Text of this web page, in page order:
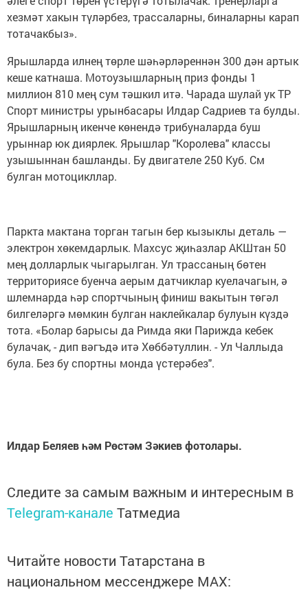
хезмәт хакын түләрбез, трассаларны, биналарны карап
тотачакбыз».
Ярышларда илнең төрле шәһәрләреннән 300 дән артык
кеше катнаша. Мотоузышларның приз фонды 1
миллион 810 мең сум тәшкил итә. Чарада шулай ук ТР
Спорт министры урынбасары Илдар Садриев та булды.
Ярышларның икенче көнендә трибуналарда буш
урыннар юк диярлек. Ярышлар "Королева" классы
узышыннан башланды. Бу двигателе 250 Куб. См
булган мотоцикллар.
Паркта мактана торган тагын бер кызыклы деталь —
электрон хөкемдарлык. Махсус җиһазлар АКШтан 50
мең долларлык чыгарылган. Ул трассаның бөтен
территориясе буенча аерым датчиклар куелачагын, ә
шлемнарда һәр спортчының финиш вакытын төгәл
билгеләргә мөмкин булган наклейкалар булуын күздә
тота. «Болар барысы да Римда яки Парижда кебек
булачак, - дип вәгъдә итә Хөббәтуллин. - Ул Чаллыда
була. Без бу спортны монда үстерәбез".
Илдар Беляев һәм Рөстәм Зәкиев фотолары.
Следите за самым важным и интересным в
Telegram-канале Татмедиа
Читайте новости Татарстана в
национальном мессенджере MАХ: